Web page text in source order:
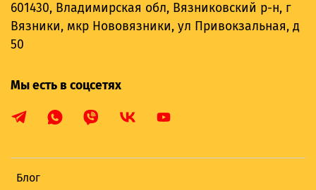
Блог
601430, Владимирская обл, Вязниковский р-н, г
Вязники, мкр Нововязники, ул Привокзальная, д
50
Мы есть в соцсетях